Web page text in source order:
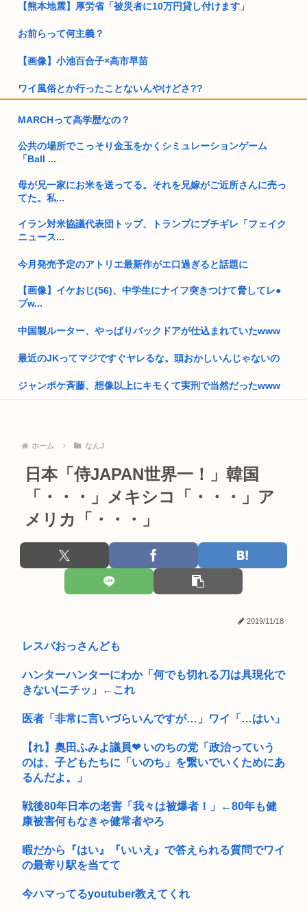
【熊本地震】厚労省「被災者に10万円貸し付けます」
お前らって何主義？
【画像】小池百合子×高市早苗
ワイ風俗とか行ったことないんやけどさ??
【動画】女さん「男と話してる時、おぱーい見てるのすぐわか
独身ケンモミン、1600万円で終の住処を購入…
【天皇】すまん、小林よりしのりを支持するわ
「性...
してるゴ...
日本人て第二次世界大戦を巻き込まれた戦争だと思ってない？
この時期...
国交省、四国新幹線実現のために需要や駅の位置・ルートなど
について...
埼玉川越に突如として「モスク」が自生 外国人「自分たちは作
マシーン...
【映画悲報】日本(ジャップ)の映画界、完全に終わる…現代の
女子高...
米農家「60kg作って1万8000円…コストは2万以上…」米は
MARCHって高学歴なの？
公共の場所でこっそり金玉をかくシミュレーションゲーム
「Ball ...
母が兄一家にお米を送ってる。それを兄嫁がご近所さんに売っ
てた。私...
イラン対米協議代表団トップ、トランプにブチギレ「フェイク
ニュース...
今月発売予定のアトリエ最新作がエ口過ぎると話題に
【画像】イケおじ(56)、中学生にナイフ突きつけて脅してレ●
プw...
中国製ルーター、やっぱりバックドアが仕込まれていたwww
最近のJKってマジですぐヤレるな。頭おかしいんじゃないの
ジャンポケ斉藤、想像以上にキモくて実刑で当然だったwww
【悲報】渡邊渚さん「キスしろよ」のヤジでPTSD発症時の状
態に逆...
【大甲子園】被災地熊本県が涙 初出場の熊本代表有明高校、京
【動画】ショートスリーパー堀さん、対面で高須幹弥にキレる
← 睡...
早稲田大学「学生の皆さん、近隣飲食店での無銭飲食はやめて
タバコ違法化、日本人の9割が賛成
昔、鳥山明がやってたやつのドラゴンの名前わかるやついる？
るwww
グエン2人逮捕 送電ケーブル2.2トン窃盗
ショートスリーパー「寝たほうがいいよ」の一言にブチギレ
エ口同人音声、ヒロイン死亡エンドがブームに
NIKKEにペルソナが参戦か！？
人)が...
ホーム なんJ
日本「侍JAPAN世界一！」韓国
「・・・」メキシコ「・・・」ア
メリカ「・・・」
2019/11/18
レスバおっさんども
ハンターハンターにわか「何でも切れる刀は具現化で
きない(ニチッ」←これ
医者「非常に言いづらいんですが…」ワイ「…はい」
【れ】奥田ふみよ議員❤‍ いのちの党「政治っていう
のは、子どもたちに「いのち」を繋いでいくためにあ
るんだよ。」
戦後80年日本の老害「我々は被爆者！」←80年も健
康被害何もなきゃ健常者やろ
暇だから『はい』『いいえ』で答えられる質問でワイ
の最寄り駅を当てて
今ハマってるyoutuber教えてくれ